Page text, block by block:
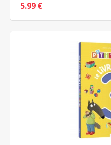
5.99 €